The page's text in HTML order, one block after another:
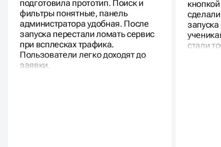
проработала логику сервиса,
подготовила прототип. Поиск и
фильтры понятные, панель
администратора удобная. После
запуска перестали ломать сервис
при всплесках трафика.
Пользователи легко доходят до
курса